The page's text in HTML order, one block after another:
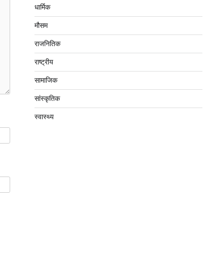
धार्मिक
मौसम
राजनितिक
राष्ट्रीय
सामाजिक
सांस्कृतिक
स्वास्थ्य